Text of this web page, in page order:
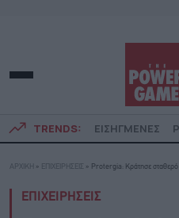
TRENDS: ΕΙΣΗΓΜΕΝΕΣ
ΑΡΧΙΚΗ » ΕΠΙΧΕΙΡΗΣΕΙΣ » Protergia: Κράτησε σταθερό
ΕΠΙΧΕΙΡΗΣΕΙΣ